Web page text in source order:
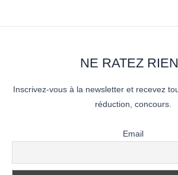
NE RATEZ
Inscrivez-vous à la newsletter et recevez
réduction, concours.
Email